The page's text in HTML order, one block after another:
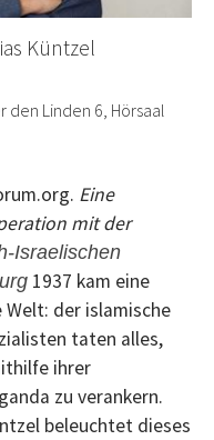
Küntzel
den Linden 6, Hörsaal
Eine
mit der
Israelischen
1937 kam eine
Welt: der islamische
taten alles,
ihrer
zu verankern.
beleuchtet dieses